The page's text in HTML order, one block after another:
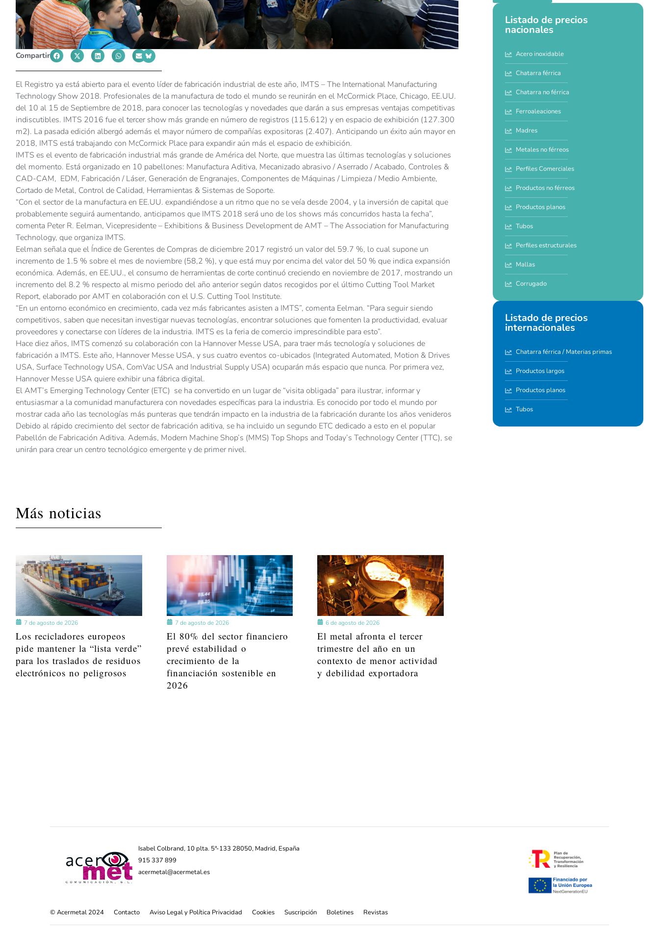
Compartir
El Registro ya está abierto para el evento líder de fabricación industrial de este año, IMTS – The International Manufacturing
Technology Show 2018. Profesionales de la manufactura de todo el mundo se reunirán en el McCormick Place, Chicago, EE.UU.
del 10 al 15 de Septiembre de 2018, para conocer las tecnologías y novedades que darán a sus empresas ventajas competitivas
indiscutibles. IMTS 2016 fue el tercer show más grande en número de registros (115.612) y en espacio de exhibición (127.300
m2). La pasada edición albergó además el mayor número de compañías expositoras (2.407). Anticipando un éxito aún mayor en
2018, IMTS está trabajando con McCormick Place para expandir aún más el espacio de exhibición.
IMTS es el evento de fabricación industrial más grande de América del Norte, que muestra las últimas tecnologías y soluciones
del momento. Está organizado en 10 pabellones: Manufactura Aditiva, Mecanizado abrasivo / Aserrado / Acabado, Controles &
CAD-CAM, EDM, Fabricación / Láser, Generación de Engranajes, Componentes de Máquinas / Limpieza / Medio Ambiente,
Cortado de Metal, Control de Calidad, Herramientas & Sistemas de Soporte.
“Con el sector de la manufactura en EE.UU. expandiéndose a un ritmo que no se veía desde 2004, y la inversión de capital que
probablemente seguirá aumentando, anticipamos que IMTS 2018 será uno de los shows más concurridos hasta la fecha”,
comenta Peter R. Eelman, Vicepresidente – Exhibitions & Business Development de AMT – The Association for Manufacturing
Technology, que organiza IMTS.
Eelman señala que el Índice de Gerentes de Compras de diciembre 2017 registró un valor del 59.7 %, lo cual supone un
incremento de 1.5 % sobre el mes de noviembre (58,2 %), y que está muy por encima del valor del 50 % que indica expansión
económica. Además, en EE.UU., el consumo de herramientas de corte continuó creciendo en noviembre de 2017, mostrando un
incremento del 8.2 % respecto al mismo periodo del año anterior según datos recogidos por el último Cutting Tool Market
Report, elaborado por AMT en colaboración con el U.S. Cutting Tool Institute.
“En un entorno económico en crecimiento, cada vez más fabricantes asisten a IMTS”, comenta Eelman. “Para seguir siendo
competitivos, saben que necesitan investigar nuevas tecnologías, encontrar soluciones que fomenten la productividad, evaluar
proveedores y conectarse con líderes de la industria. IMTS es la feria de comercio imprescindible para esto”.
Hace diez años, IMTS comenzó su colaboración con la Hannover Messe USA, para traer más tecnología y soluciones de
fabricación a IMTS. Este año, Hannover Messe USA, y sus cuatro eventos co-ubicados (Integrated Automated, Motion & Drives
USA, Surface Technology USA, ComVac USA and Industrial Supply USA) ocuparán más espacio que nunca. Por primera vez,
Hannover Messe USA quiere exhibir una fábrica digital.
El AMT’s Emerging Technology Center (ETC) se ha convertido en un lugar de “visita obligada” para ilustrar, informar y
entusiasmar a la comunidad manufacturera con novedades específicas para la industria. Es conocido por todo el mundo por
mostrar cada año las tecnologías más punteras que tendrán impacto en la industria de la fabricación durante los años venideros
Debido al rápido crecimiento del sector de fabricación aditiva, se ha incluido un segundo ETC dedicado a esto en el popular
Pabellón de Fabricación Aditiva. Además, Modern Machine Shop’s (MMS) Top Shops and Today’s Technology Center (TTC), se
unirán para crear un centro tecnológico emergente y de primer nivel.
Más noticias
7 de agosto de 2026
Los recicladores europeos
pide mantener la “lista verde”
para los traslados de residuos
electrónicos no peligrosos
7 de agosto de 2026
El 80% del sector financiero
prevé estabilidad o
crecimiento de la
financiación sostenible en
2026
6 de agosto de 2026
El metal afronta el tercer
trimestre del año en un
contexto de menor actividad
y debilidad exportadora
Listado de precios
nacionales
Acero inoxidable
Chatarra férrica
Chatarra no férrica
Ferroaleaciones
Madres
Metales no férreos
Perfiles Comerciales
Productos no férreos
Productos planos
Tubos
Perfiles estructurales
Mallas
Corrugado
Listado de precios
internacionales
Chatarra férrica / Materias primas
Productos largos
Productos planos
Tubos
Isabel Colbrand, 10 plta. 5ª-133 28050, Madrid, España
915 337 899
acermetal@acermetal.es
© Acermetal 2024 Contacto Aviso Legal y Política Privacidad Cookies Suscripción Boletines Revistas